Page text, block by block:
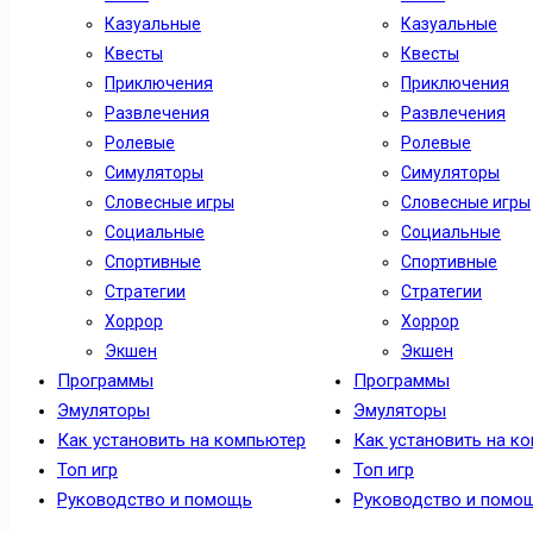
Казуальные
Квесты
Приключения
Развлечения
Ролевые
Симуляторы
Словесные игры
Социальные
Спортивные
Стратегии
Хоррор
Экшен
Программы
Эмуляторы
Как установить на компьютер
Топ игр
Руководство и помощь
Казуальные
Квесты
Приключения
Развлечения
Ролевые
Симуляторы
Словесные игры
Социальные
Спортивные
Стратегии
Хоррор
Экшен
Программы
Эмуляторы
Как установить на
Топ игр
Руководство и